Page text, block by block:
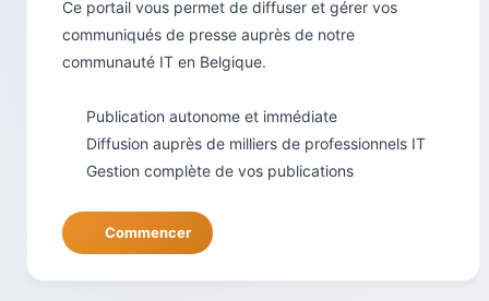
Ce portail vous permet de diffuser et gérer vos
communiqués de presse auprès de notre
communauté IT en Belgique.
Publication autonome et immédiate
Diffusion auprès de milliers de professionnels IT
Gestion complète de vos publications
Commencer